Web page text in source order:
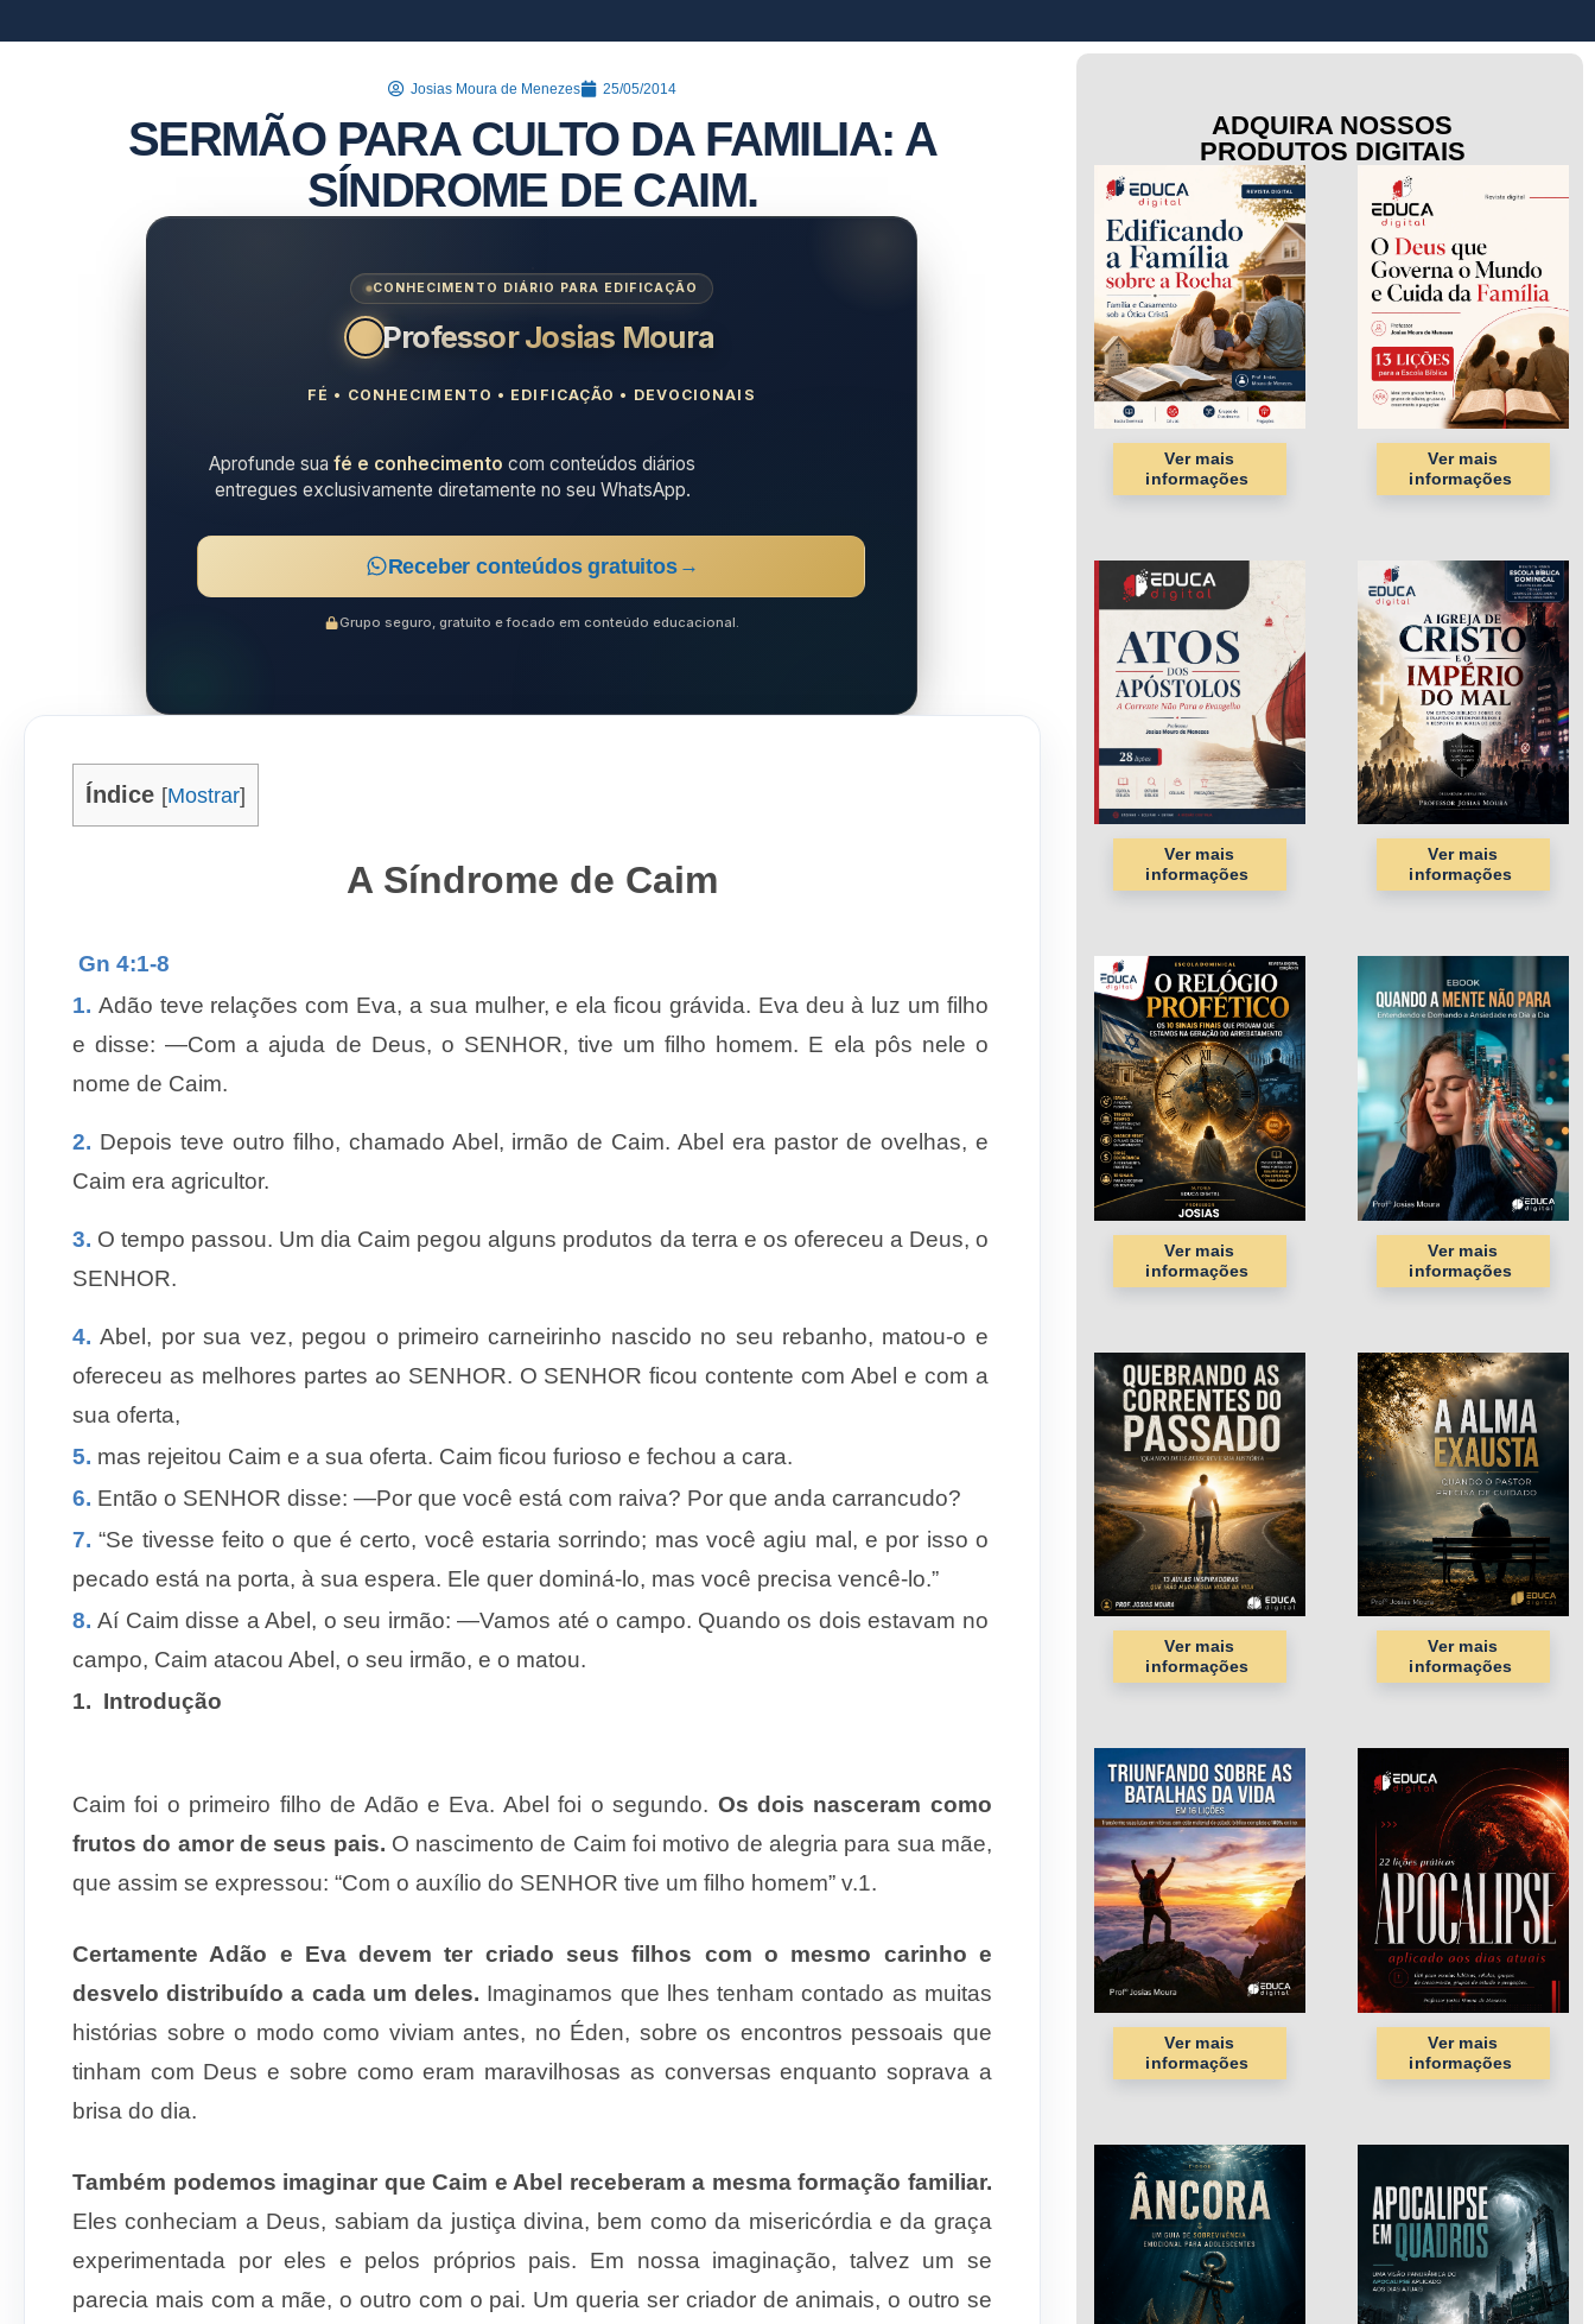
Josias Moura de Menezes 25/05/2014
SERMÃO PARA CULTO DA FAMILIA: A
SÍNDROME DE CAIM.
CONHECIMENTO DIÁRIO PARA EDIFICAÇÃO
Professor Josias Moura
FÉ • CONHECIMENTO • EDIFICAÇÃO • DEVOCIONAIS
Aprofunde suafé e conhecimento com conteúdos diários
entregues exclusivamente diretamente no seu WhatsApp.
Receber conteúdos gratuitos →
Grupo seguro, gratuito e focado em conteúdo educacional.
Índice [Mostrar]
A Síndrome de Caim
Gn 4:1-8
1. Adão teve relações com Eva, a sua mulher, e ela ficou grávida. Eva deu à luz um filho
e disse: —Com a ajuda de Deus, o SENHOR, tive um filho homem. E ela pôs nele o
nome de Caim.
2. Depois teve outro filho, chamado Abel, irmão de Caim. Abel era pastor de ovelhas, e
Caim era agricultor.
3. O tempo passou. Um dia Caim pegou alguns produtos da terra e os ofereceu a Deus, o
SENHOR.
4.Abel, por sua vez, pegou o primeiro carneirinho nascido no seu rebanho, matou-o e
ofereceu as melhores partes ao SENHOR. O SENHOR ficou contente com Abel e com a
sua oferta,
5. mas rejeitou Caim e a sua oferta. Caim ficou furioso e fechou a cara.
6. Então o SENHOR disse: —Por que você está com raiva? Por que anda carrancudo?
7.“Se tivesse feito o que é certo, você estaria sorrindo; mas você agiu mal, e por isso o
pecado está na porta, à sua espera. Ele quer dominá-lo, mas você precisa vencê-lo.”
8.Aí Caim disse a Abel, o seu irmão: —Vamos até o campo. Quando os dois estavam no
campo, Caim atacou Abel, o seu irmão, e o matou.
1. Introdução
Caim foi o primeiro filho de Adão e Eva. Abel foi o segundo. Os dois nasceram como
frutos do amor de seus pais. O nascimento de Caim foi motivo de alegria para sua mãe,
que assim se expressou: “Com o auxílio do SENHOR tive um filho homem” v.1.
Certamente Adão e Eva devem ter criado seus filhos com o mesmo carinho e
desvelo distribuído a cada um deles. Imaginamos que lhes tenham contado as muitas
histórias sobre o modo como viviam antes, no Éden, sobre os encontros pessoais que
tinham com Deus e sobre como eram maravilhosas as conversas enquanto soprava a
brisa do dia.
Também podemos imaginar que Caim e Abel receberam a mesma formação familiar.
Eles conheciam a Deus, sabiam da justiça divina, bem como da misericórdia e da graça
experimentada por eles e pelos próprios pais. Em nossa imaginação, talvez um se
parecia mais com a mãe, o outro com o pai. Um queria ser criador de animais, o outro se
ADQUIRA NOSSOS
PRODUTOS DIGITAIS